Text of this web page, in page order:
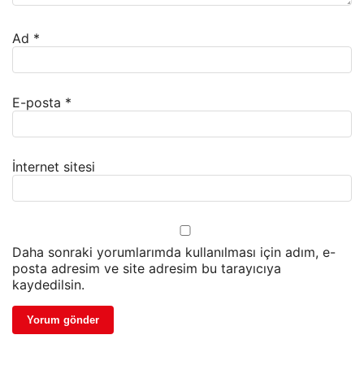
Ad *
E-posta *
İnternet sitesi
Daha sonraki yorumlarımda kullanılması için adım, e-
posta adresim ve site adresim bu tarayıcıya
kaydedilsin.